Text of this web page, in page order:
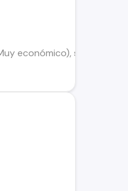
económico), se